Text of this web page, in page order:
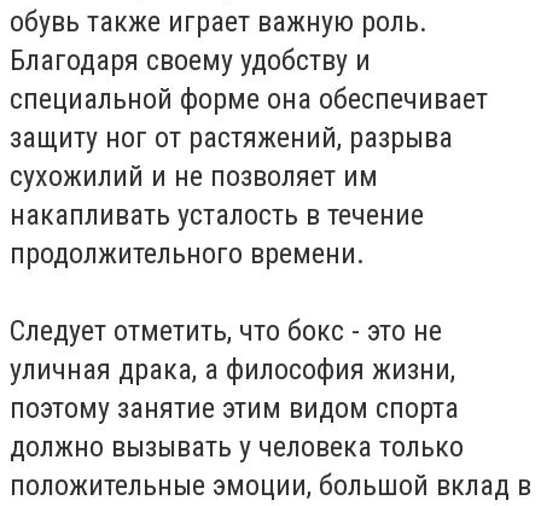
обувь также играет важную роль.
Благодаря своему удобству и
специальной форме она обеспечивает
защиту ног от растяжений, разрыва
сухожилий и не позволяет им
накапливать усталость в течение
продолжительного времени.
Следует отметить, что бокс - это не
уличная драка, а философия жизни,
поэтому занятие этим видом спорта
должно вызывать у человека только
положительные эмоции, большой вклад в